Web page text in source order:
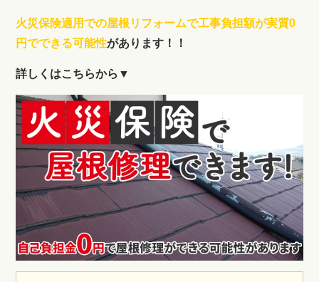
火災保険適用での屋根リフォームで工事負担額が実質0
円でできる可能性があります！！
詳しくはこちらから▼